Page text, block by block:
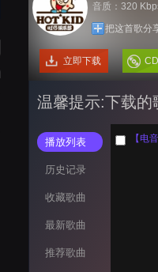
音质：320
把这首歌分
立即下载
温馨提示:下载的
播放列表
历史记录
收藏歌曲
最新歌曲
推荐歌曲
【电